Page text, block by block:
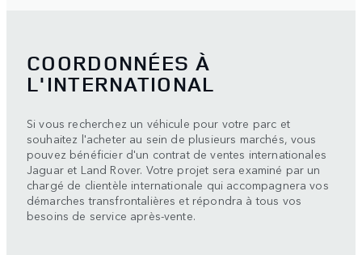
COORDONNÉES À
L'INTERNATIONAL
Si vous recherchez un véhicule pour votre parc et
souhaitez l'acheter au sein de plusieurs marchés, vous
pouvez bénéficier d'un contrat de ventes internationales
Jaguar et Land Rover. Votre projet sera examiné par un
chargé de clientèle internationale qui accompagnera vos
démarches transfrontalières et répondra à tous vos
besoins de service après-vente.